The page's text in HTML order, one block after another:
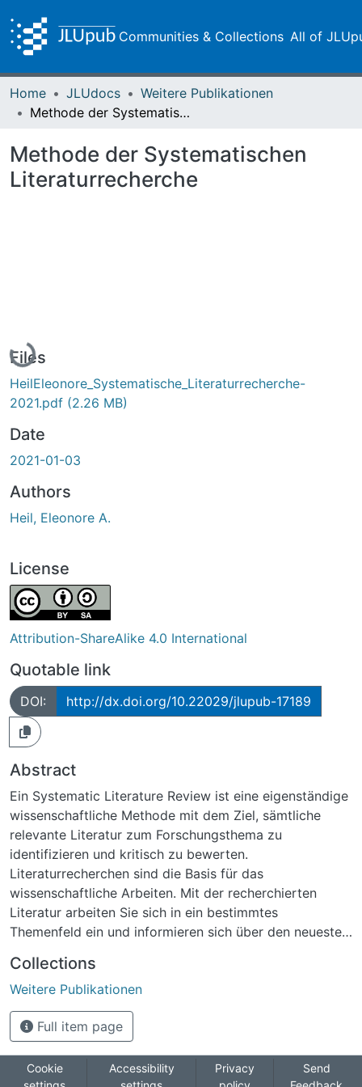
Communities & Collections All of
Home JLUdocs
Weitere Publikationen
Methode der Systematischen Literaturrecherche
Methode der Systematischen
Literaturrecherche
Loading...
Files
HeilEleonore_Systematische_Literaturrecherche-
2021.pdf (2.26 MB)
Date
2021-01-03
Authors
Heil, Eleonore A.
License
Attribution-ShareAlike 4.0 International
Quotable link
DOI: http://dx.doi.org/10.22029/jlupub-17189
Abstract
Ein Systematic Literature Review ist eine eigenständige
wissenschaftliche Methode mit dem Ziel, sämtliche
relevante Literatur zum Forschungsthema zu
identifizieren und kritisch zu bewerten.
Literaturrecherchen sind die Basis für das
wissenschaftliche Arbeiten. Mit der recherchierten
Literatur arbeiten Sie sich in ein bestimmtes
Themenfeld ein und informieren sich über den neuesten
Forschungsstandes und Hintergrundes in Hausarbeiten,
Bachelorthesen, Masterthesen und Dissertationen sind
Literaturrecherchen unerlässlich. Auch wenn in Haus-
und Abschlussarbeiten nur eine Auswahl
erstrebenswert eine systematisierende Methode, die
Collections
Weitere Publikationen
Full item page
Cookie
Accessibility
Privacy
Send